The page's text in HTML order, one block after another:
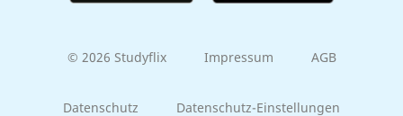
© 2026 Studyflix Impressum AGB
Datenschutz Datenschutz-Einstellungen